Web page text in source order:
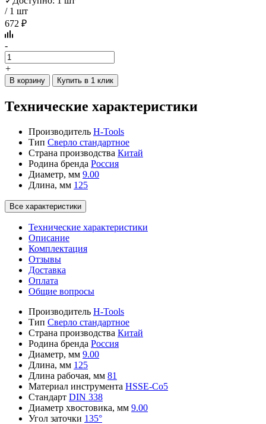
/ 1 шт
672 ₽
-
+
В корзину Купить в 1 клик
Технические характеристики
Производитель H-Tools
Тип Сверло стандартное
Страна производства Китай
Родина бренда Россия
Диаметр, мм 9.00
Длина, мм 125
Все характеристики
Технические характеристики
Описание
Комплектация
Отзывы
Доставка
Оплата
Общие вопросы
Производитель H-Tools
Тип Сверло стандартное
Страна производства Китай
Родина бренда Россия
Диаметр, мм 9.00
Длина, мм 125
Длина рабочая, мм 81
Материал инструмента HSSE-Co5
Стандарт DIN 338
Диаметр хвостовика, мм 9.00
Угол заточки 135°